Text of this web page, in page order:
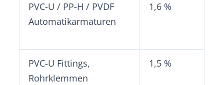
PVC-U / PP-H / PVDF
Automatikarmaturen
1,6 %
PVC-U Fittings,
Rohrklemmen
1,5 %